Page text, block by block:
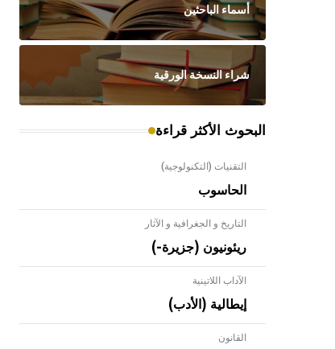
أسماء الباحثين
شراء النسخة الورقية
البحوث الأكثر قراءة
التقنيات (التكنولوجية)
الحاسوب
التاريخ و الجغرافية و الآثار
ريئونيون (جزيرة-)
الآداب اللاتينية
إيطالية (الأدب)
القانون- هل تعلم أن الأبلق نوع من الفنون